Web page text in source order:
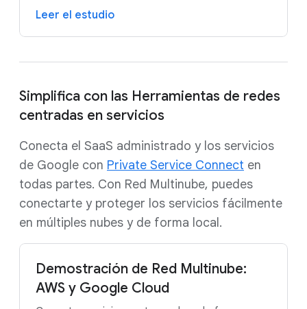
Leer el estudio
Simplifica con las Herramientas de redes
centradas en servicios
Conecta el SaaS administrado y los servicios
de Google con Private Service Connect en
todas partes. Con Red Multinube, puedes
conectarte y proteger los servicios fácilmente
en múltiples nubes y de forma local.
Demostración de Red Multinube:
AWS y Google Cloud